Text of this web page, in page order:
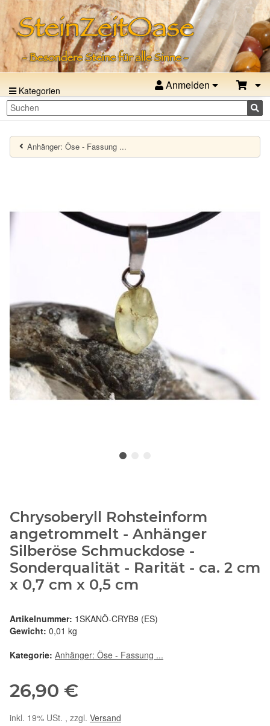
Kategorien Anmelden
Anhänger: Öse - Fassung ...
Chrysoberyll Rohsteinform
angetrommelt - Anhänger
Silberöse Schmuckdose -
Sonderqualität - Rarität - ca. 2 cm
x 0,7 cm x 0,5 cm
Artikelnummer: 1SKANÖ-CRYB9 (ES)
Gewicht: 0,01 kg
Kategorie: Anhänger: Öse - Fassung ...
26,90 €
inkl. 19% USt. , zzgl. Versand